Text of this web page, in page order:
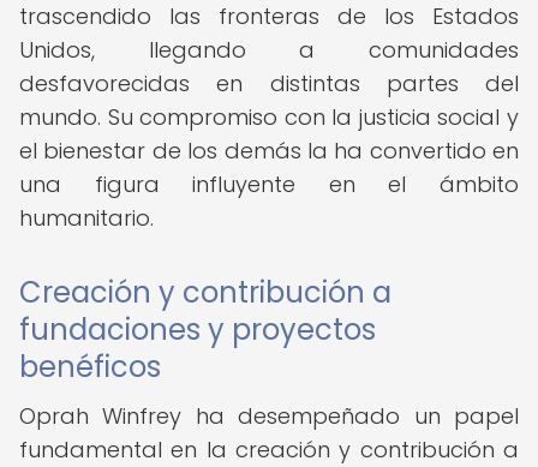
trascendido las fronteras de los Estados
Unidos, llegando a comunidades
desfavorecidas en distintas partes del
mundo. Su compromiso con la justicia social y
el bienestar de los demás la ha convertido en
una figura influyente en el ámbito
humanitario.
Creación y contribución a
fundaciones y proyectos
benéficos
Oprah Winfrey ha desempeñado un papel
fundamental en la creación y contribución a